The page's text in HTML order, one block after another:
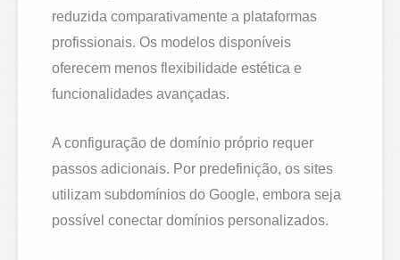
reduzida comparativamente a plataformas
profissionais. Os modelos disponíveis
oferecem menos flexibilidade estética e
funcionalidades avançadas.
A configuração de domínio próprio requer
passos adicionais. Por predefinição, os sites
utilizam subdomínios do Google, embora seja
possível conectar domínios personalizados.